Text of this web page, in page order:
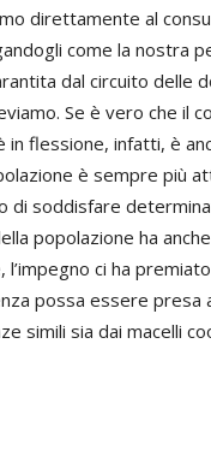
direttamente al
come la nostra
dal circuito delle
Se è vero che il
flessione, infatti, è
è sempre più
di soddisfare
popolazione ha
l’impegno ci ha
possa essere presa
simili sia dai macelli